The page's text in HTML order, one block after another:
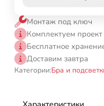
Монтаж под ключ
Комплектуем проект
Бесплатное
Доставим завтра
Категории:Бра и